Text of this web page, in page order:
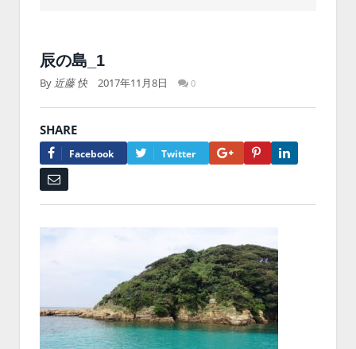
辰の島_1
By 近藤 快 2017年11月8日 0
SHARE
Facebook Twitter Google+Pinterest